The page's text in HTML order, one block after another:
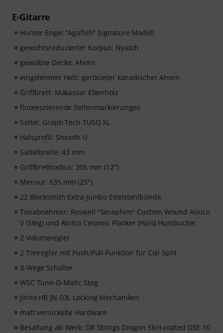
E-Gitarre
Hunter Engel "Agufish" Signature Modell
gewichtsreduzierter Korpus: Nyatoh
gewölbte Decke: Ahorn
eingeleimter Hals: gerösteter kanadischer Ahorn
Griffbrett: Makassar Ebenholz
fluoreszierende Seitenmarkierungen
Sattel: Graph Tech TUSQ XL
Halsprofil: Smooth U
Sattelbreite: 43 mm
Griffbrettradius: 305 mm (12")
Mensur: 635 mm (25")
22 Blacksmith Extra Jumbo Edelstahlbünde
Tonabnehmer: Roswell "Seraphim" Custom Wound Alnico
V (Steg) und Alnico Ceramic Flanker (Hals) Humbucker
2 Volumeregler
2 Tonregler mit Push/Pull-Funktion für Coil Split
3-Wege Schalter
WSC Tune-O-Matic Steg
Jinho HB JN-03L Locking Mechaniken
matt vernickelte Hardware
Besaitung ab Werk: DR Strings Dragon Skin coated DSE-10